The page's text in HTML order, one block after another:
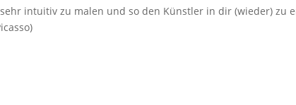
intuitiv zu malen und so den Künstler in dir (wieder) zu